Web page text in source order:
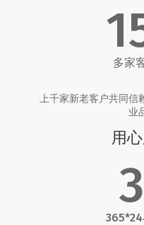
多家
上千家新老客户共同信
业
用